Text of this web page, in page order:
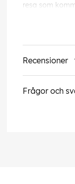
resa som
Språk:
Undertexter:
Recensioner
Frågor och